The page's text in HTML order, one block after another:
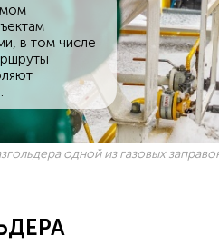
в том числе
одной из газовых